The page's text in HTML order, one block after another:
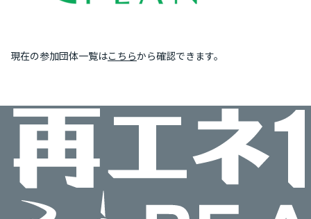
現在の参加団体一覧はこちらから確認できます。